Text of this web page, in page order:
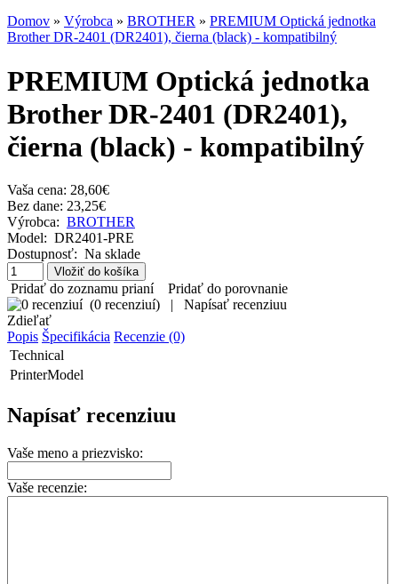
Domov » Výrobca » BROTHER » PREMIUM Optická jednotka
Brother DR-2401 (DR2401), čierna (black) - kompatibilný
PREMIUM Optická jednotka
Brother DR-2401 (DR2401),
čierna (black) - kompatibilný
Vaša cena: 28,60€
Bez dane: 23,25€
Výrobca: BROTHER
Model: DR2401-PRE
Dostupnosť: Na sklade
Pridať do zoznamu prianí
Pridať do porovnanie
(0 recenziuí) |
Napísať recenziuu
Zdieľať
Popis Špecifikácia Recenzie (0)
Technical
PrinterModel
Napísať recenziuu
Vaše meno a priezvisko:
Vaše recenzie: